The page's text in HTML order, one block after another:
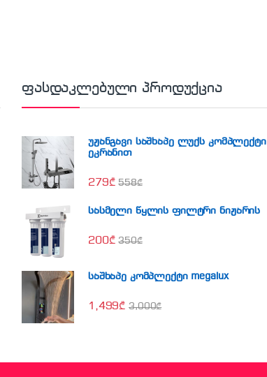
ფასდაკლებული პროდუქცია
უჟანგავი საშხაპე ლუქს კომპლექტი
ეკრანით
279₾ 558₾
სასმელი წყლის ფილტრი ნიჟარის
200₾ 350₾
საშხაპე კომპლექტი megalux
1,499₾ 3,000₾